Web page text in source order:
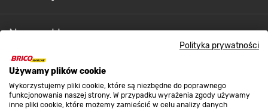
Polityka prywatności
Używamy plików cookie
Wykorzystujemy pliki cookie, które są niezbędne do poprawnego
funkcjonowania naszej strony. W przypadku wyrażenia zgody używamy
inne pliki cookie, które możemy zamieścić w celu analizy danych
O nas
Kontakt do sklepu